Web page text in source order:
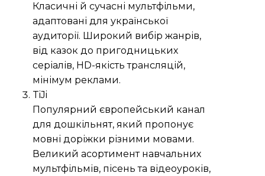
Класичні й сучасні мультфільми,
адаптовані для української
аудиторії. Широкий вибір жанрів,
від казок до пригодницьких
серіалів, HD-якість трансляцій,
мінімум реклами.
TiJi
Популярний європейський канал
для дошкільнят, який пропонує
мовні доріжки різними мовами.
Великий асортимент навчальних
мультфільмів, пісень та відеоуроків,